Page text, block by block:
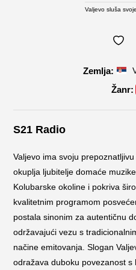
Valjevo sluša
S21 Radio
Valjevo ima svoju
okuplja ljubitelje domaće
Kolubarske okoline i pokriva
kvalitetnim programom
postala sinonim za autentičnu
održavajući vezu s
načine emitovanja. Slogan
odražava duboku povezanost s